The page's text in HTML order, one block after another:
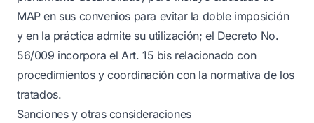
MAP en sus convenios para evitar la doble imposición
y en la práctica admite su utilización; el Decreto No.
56/009 incorpora el Art. 15 bis relacionado con
procedimientos y coordinación con la normativa de los
tratados.
Sanciones y otras consideraciones